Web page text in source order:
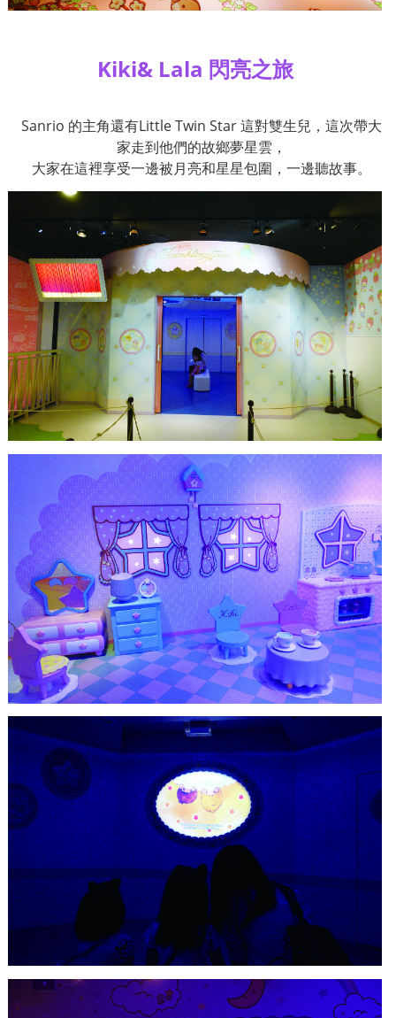
Kiki& Lala 閃亮之旅
Sanrio 的主角還有Little Twin Star這對雙生兒，這次帶大
家走到他們的故鄉夢星雲，
大家在這裡享受一邊被月亮和星星包圍，一邊聽故事。